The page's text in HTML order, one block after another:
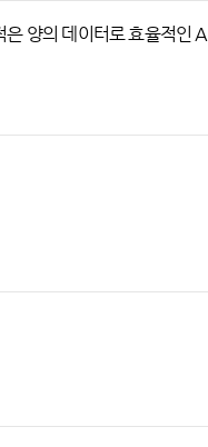
양의 데이터로 효율적인